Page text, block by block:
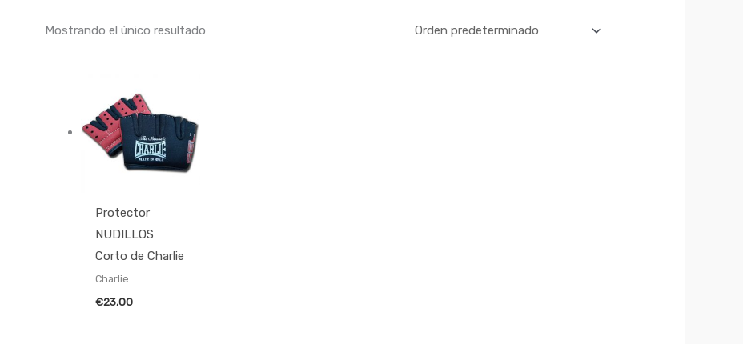
Mostrando el único resultado
Protector
NUDILLOS
Corto de Charlie
Charlie
€23,00